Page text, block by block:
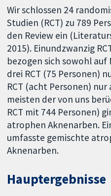
Wir schlossen 24
Studien (RCT) zu 789
den Review ein
2015). Einundzwanzig
bezogen sich sowohl auf
drei RCT (75 Personen)
RCT (acht Personen) nur
meisten der von uns
RCT mit 744 Personen)
atrophen Aknenarben.
umfasste gemischte
Aknenarben.
Hauptergebnisse